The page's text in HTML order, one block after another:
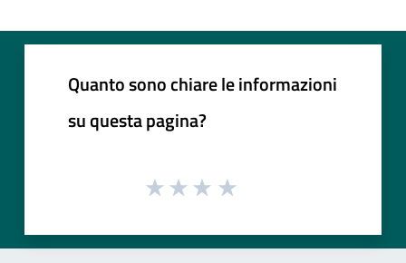
Quanto sono chiare le informazioni
su questa pagina?